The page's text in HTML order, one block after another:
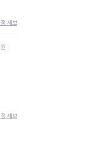
제보
제보